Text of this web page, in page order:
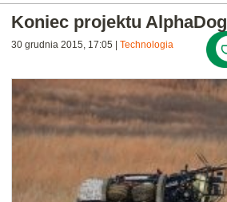
Koniec projektu AlphaDog
30 grudnia 2015, 17:05 Technologia